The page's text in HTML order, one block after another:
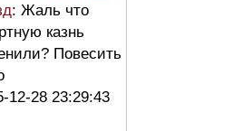
: Жаль что
казнь
Повесить
12-28 23:29:43